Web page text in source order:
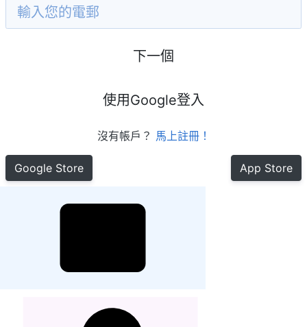
下一個
使用Google登入
沒有帳戶？ 馬上註冊！
Google Store App Store